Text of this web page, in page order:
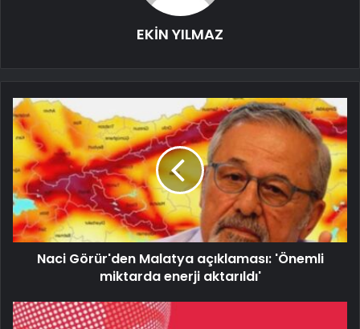
EKİN YILMAZ
Naci Görür'den Malatya açıklaması: 'Önemli
miktarda enerji aktarıldı'